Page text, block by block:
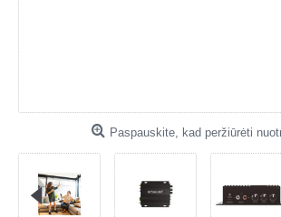
Paspauskite, kad peržiūrėti